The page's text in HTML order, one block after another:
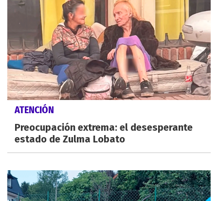
ATENCIÓN
Preocupación extrema: el desesperante
estado de Zulma Lobato